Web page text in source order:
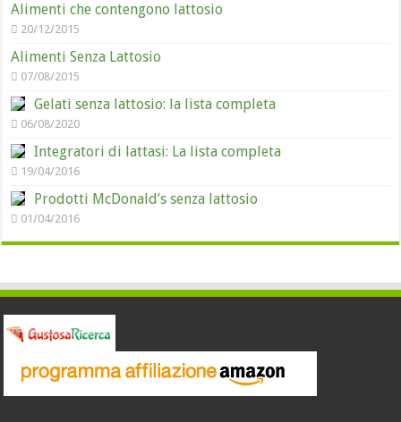
Alimenti che contengono lattosio
20/12/2015
Alimenti Senza Lattosio
07/08/2015
Gelati senza lattosio: la lista completa
06/08/2020
Integratori di lattasi: La lista completa
19/04/2016
Prodotti McDonald’s senza lattosio
01/04/2016